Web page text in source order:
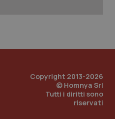
Copyright 2013-2026
© Homnya Srl
Tutti i diritti sono
riservati